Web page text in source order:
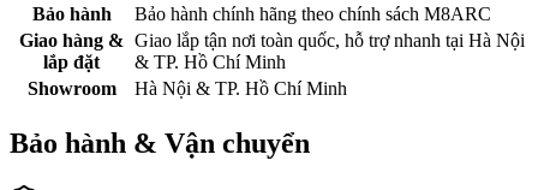
Bảo hành
Bảo hành chính hãng theo chính sách M8ARC
Giao hàng &
lắp đặt
Giao lắp tận nơi toàn quốc, hỗ trợ nhanh tại Hà Nội
& TP. Hồ Chí Minh
Showroom
Hà Nội & TP. Hồ Chí Minh
Bảo hành & Vận chuyển